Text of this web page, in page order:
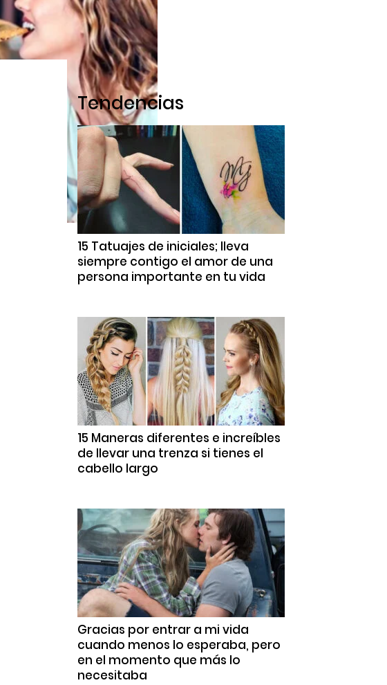
Tendencias
15 Tatuajes de iniciales; lleva
siempre contigo el amor de una
persona importante en tu vida
15 Maneras diferentes e increíbles
de llevar una trenza si tienes el
cabello largo
Gracias por entrar a mi vida
cuando menos lo esperaba, pero
en el momento que más lo
necesitaba